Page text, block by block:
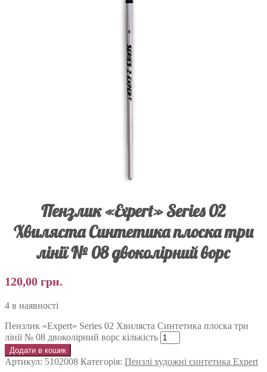
Пензлик «Expert» Series 02
Хвиляста Синтетика плоска три
лінії № 08 двоколірний ворс
120,00 грн.
4 в наявності
Пензлик «Expert» Series 02 Хвиляста Синтетика плоска три
лінії № 08 двоколірний ворс кількість
Додати в кошик
Артикул: 5102008 Категорія: Пензлі художні синтетика Expert